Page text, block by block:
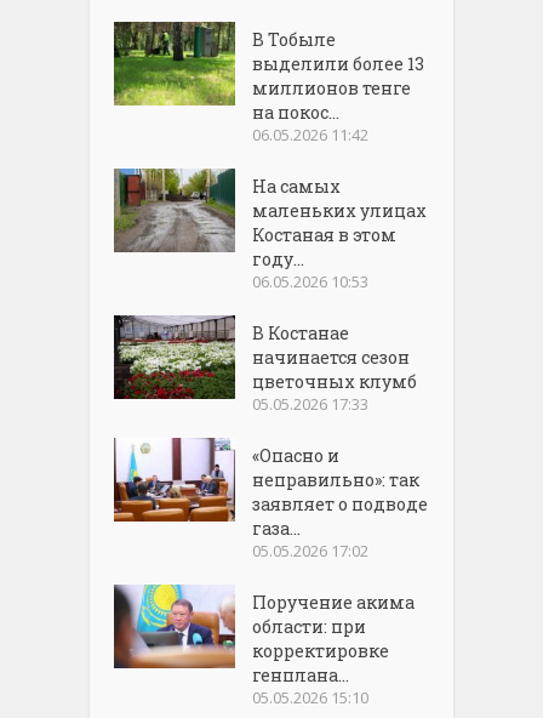
В Тобыле
выделили более 13
миллионов тенге
на покос...
06.05.2026 11:42
На самых
маленьких улицах
Костаная в этом
году...
06.05.2026 10:53
В Костанае
начинается сезон
цветочных клумб
05.05.2026 17:33
«Опасно и
неправильно»: так
заявляет о подводе
газа...
05.05.2026 17:02
Поручение акима
области: при
корректировке
генплана...
05.05.2026 15:10